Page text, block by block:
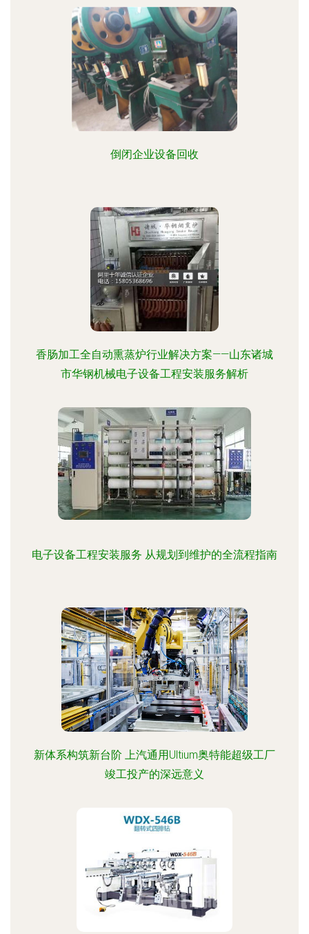
倒闭企业设备回收
香肠加工全自动熏蒸炉行业解决方案——山东诸城
市华钢机械电子设备工程安装服务解析
电子设备工程安装服务 从规划到维护的全流程指南
新体系构筑新台阶 上汽通用Ultium奥特能超级工厂
竣工投产的深远意义